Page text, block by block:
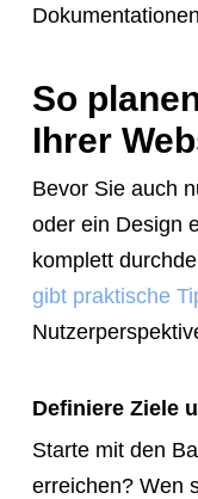
So
Ihrer
Bevor Sie auch
oder ein Design
komplett
gibt praktische
Definiere Ziele
Starte mit den
erreichen? Wen